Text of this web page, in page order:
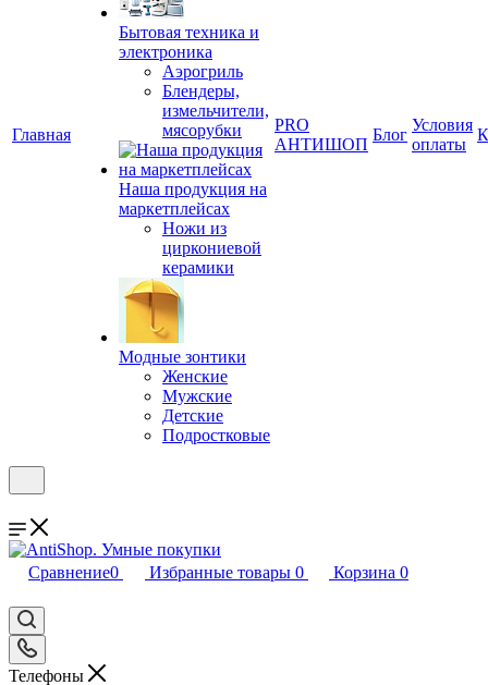
Главная
Бытовая техника и
электроника
Аэрогриль
Блендеры,
измельчители,
мясорубки
Наша продукция на
маркетплейсах
Ножи из
циркониевой
керамики
Модные зонтики
Женские
Мужские
Детские
Подростковые
PRO
АНТИШОП
Блог
Условия
оплаты
Сравнение0 Избранные товары 0 Корзина 0
Телефоны